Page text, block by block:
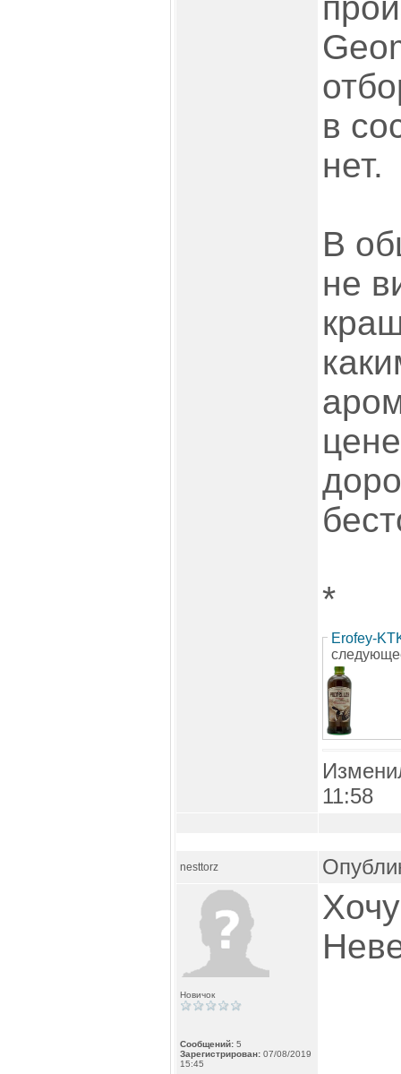
в
нет.
В
не
*
Erofey-
11:58
nesttorz
Новичок
Сообщений: 5
Зарегистрирован: 07/08/2019
15:45